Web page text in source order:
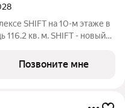
SHIFT на 10-м этаже в
116.2 кв. м. SHIFT - новый
Главная особенность
Позвоните мне